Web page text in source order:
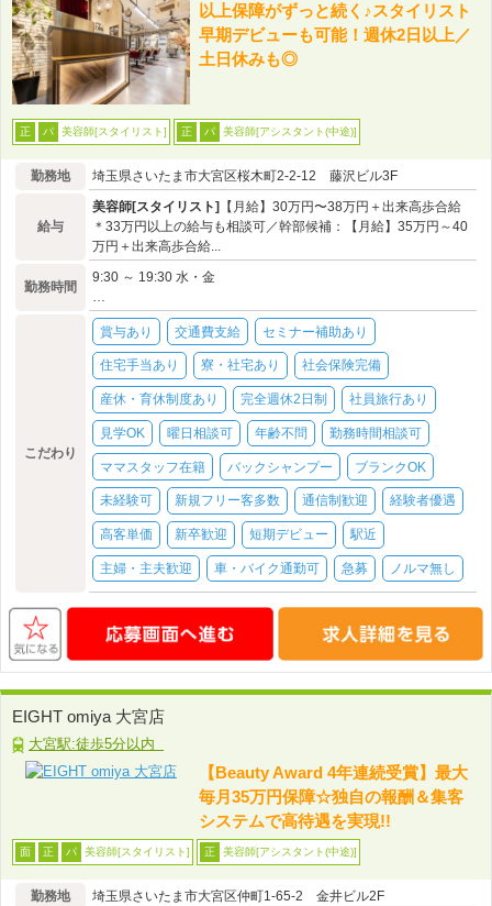
以上保障がずっと続く♪スタイリスト
早期デビューも可能！週休2日以上／
土日休みも◎
正 パ 美容師[スタイリスト] 正 パ 美容師[アシスタント(中途)]
勤務地 埼玉県さいたま市大宮区桜木町2-2-12 藤沢ビル3F
給与
美容師[スタイリスト]
【月給】30万円〜38万円＋出来高歩合給
＊33万円以上の給与も相談可／幹部候補：【月給】35万円～40
万円＋出来高歩合給...
勤務時間
9:30 ～ 19:30 水・金
…
こだわり
賞与あり 交通費支給 セミナー補助あり
住宅手当あり 寮・社宅あり 社会保険完備
産休・育休制度あり 完全週休2日制 社員旅行あり
見学OK 曜日相談可 年齢不問 勤務時間相談可
ママスタッフ在籍 バックシャンプー ブランクOK
未経験可 新規フリー客多数 通信制歓迎 経験者優遇
高客単価 新卒歓迎 短期デビュー 駅近
主婦・主夫歓迎 車・バイク通勤可 急募 ノルマ無し
EIGHT omiya 大宮店
大宮駅:徒歩5分以内
【Beauty Award 4年連続受賞】最大
毎月35万円保障☆独自の報酬＆集客
システムで高待遇を実現!!
面 正 パ 美容師[スタイリスト] 正 美容師[アシスタント(中途)]
勤務地 埼玉県さいたま市大宮区仲町1-65-2 金井ビル2F